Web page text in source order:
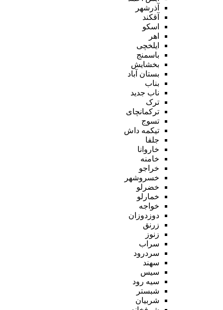
آذرشهر
آقکند
اسکو
اهر
ایلخچی
باسمنج
بخشایش
بستان آباد
بناب
ناب جدید
ترک
ترکمانچای
تسوج
تیکمه داش
جلفا
خاروانا
خامنه
خراجو
خسروشهر
خضرلو
خمارلو
خواجه
دوزدوزان
زرنق
زنوز
سراب
سردرود
سهند
سیس
سیه رود
شبستر
شربیان